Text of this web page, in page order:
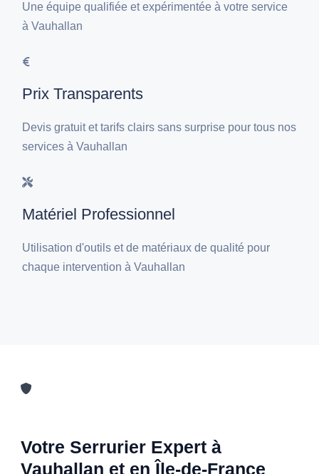
Une équipe qualifiée et expérimentée à votre service
à Vauhallan
Prix Transparents
Devis gratuit et tarifs clairs sans surprise pour tous nos
services à Vauhallan
Matériel Professionnel
Utilisation d'outils et de matériaux de qualité pour
chaque intervention à Vauhallan
Votre Serrurier Expert à
Vauhallan et en Île-de-France